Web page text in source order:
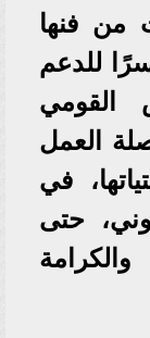
من فنها
للدعم
القومي
العمل
في
حتى